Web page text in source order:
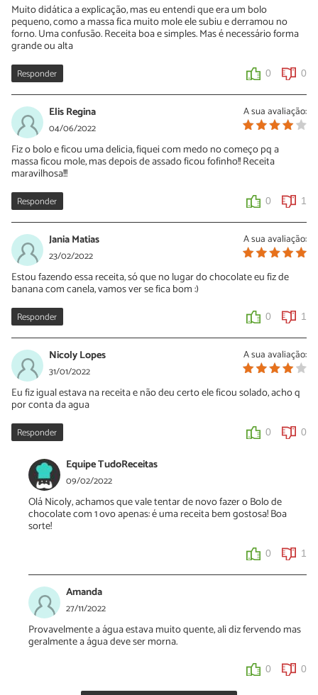
Muito didática a explicação, mas eu entendi que era um bolo
pequeno, como a massa fica muito mole ele subiu e derramou no
forno. Uma confusão. Receita boa e simples. Mas é necessário forma
grande ou alta
Responder 0 0
A sua avaliação:
Elis Regina
04/06/2022
Fiz o bolo e ficou uma delicia, fiquei com medo no começo pq a
massa ficou mole, mas depois de assado ficou fofinho!! Receita
maravilhosa!!!
Responder 0 1
A sua avaliação:
Jania Matias
23/02/2022
Estou fazendo essa receita, só que no lugar do chocolate eu fiz de
banana com canela, vamos ver se fica bom :)
Responder 0 1
A sua avaliação:
Nicoly Lopes
31/01/2022
Eu fiz igual estava na receita e não deu certo ele ficou solado, acho q
por conta da agua
Responder 0 0
Equipe TudoReceitas
09/02/2022
Olá Nicoly, achamos que vale tentar de novo fazer o Bolo de
chocolate com 1 ovo apenas: é uma receita bem gostosa! Boa
sorte!
0 1
Amanda
27/11/2022
Provavelmente a água estava muito quente, ali diz fervendo mas
geralmente a água deve ser morna.
0 0